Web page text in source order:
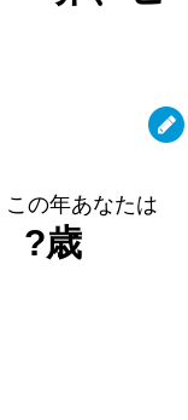
この年あなたは
?歳